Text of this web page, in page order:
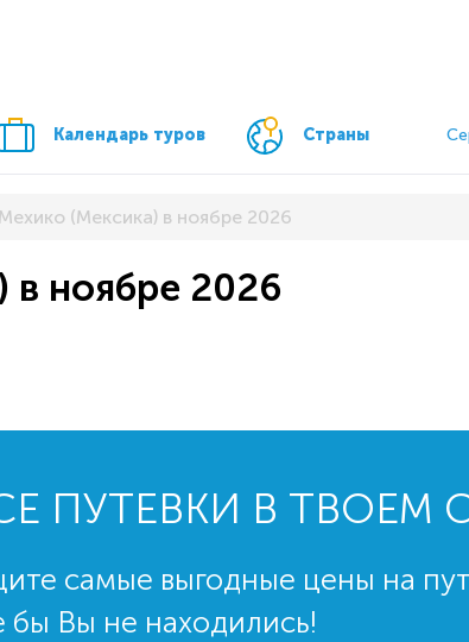
Календарь туров Страны
(Мексика) в ноябре 2026
в ноябре 2026
ПУТЕВКИ В ТВОЕМ
самые выгодные цены на
бы Вы не находились!